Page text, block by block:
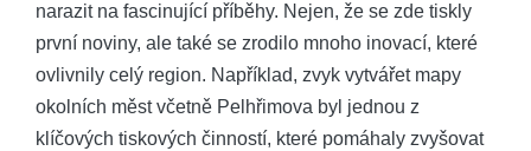
narazit na fascinující ‍příběhy.⁤ Nejen, že se zde ⁤tiskly⁤
první noviny, ⁤ale ⁢také se ‌zrodilo⁢ mnoho inovací, které
ovlivnily celý ‌region. Například, zvyk⁣ vytvářet ⁣mapy
okolních měst⁢ včetně Pelhřimova byl‌ jednou z
klíčových tiskových činností, ‍které ‍pomáhaly ⁣zvyšovat‍